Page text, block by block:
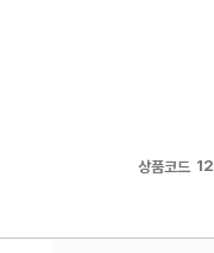
상품코드